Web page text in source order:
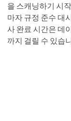
을 스캐닝하기 시
마자 규정 준수 대
사 완료 시간은 데
까지 걸릴 수 있습